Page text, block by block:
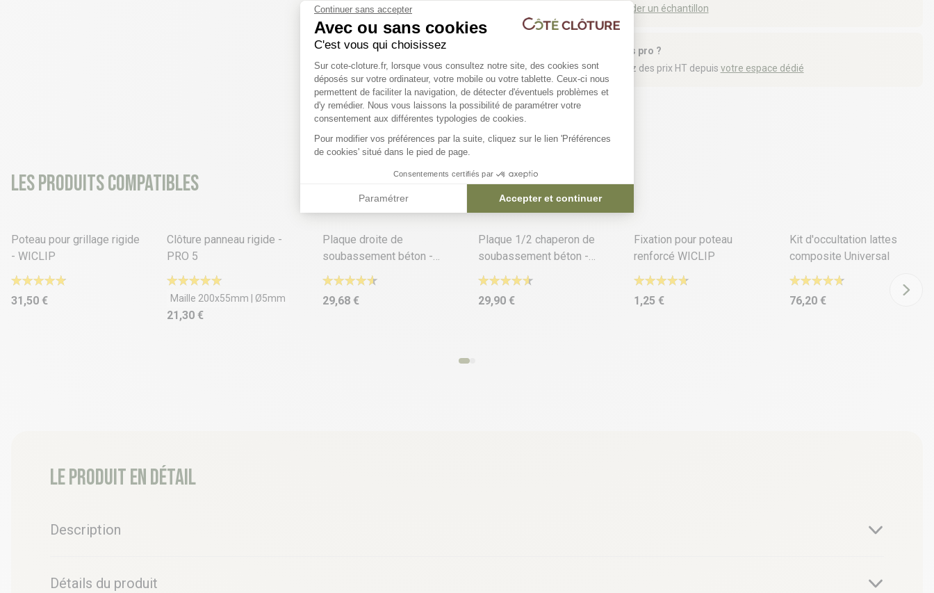
Commander un échantillon
Vous êtes pro ?
Bénéficiez des prix HT depuis votre espace dédié
Les produits compatibles
Poteau pour grillage rigide
- WICLIP
31,50 €
Clôture panneau rigide -
PRO 5
Maille 200x55mm | Ø5mm
21,30 €
Plaque droite de
soubassement béton -
Longueur 2m50
29,68 €
4 déclinaisons
Plaque 1/2 chaperon de
soubassement béton -
Longueur 2m50
29,90 €
Fixation pour poteau
renforcé WICLIP
1,25 €
Kit d'occultation lattes
composite Universal
76,20 €
Le produit en détail
Description
Détails du produit
Continuer sans accepter
Avec ou sans cookies
C'est vous qui choisissez
Plateforme de Gestion du Consentement : Personnalisez vos Options
Sur cote-cloture.fr, lorsque vous consultez notre site, des cookies sont
déposés sur votre ordinateur, votre mobile ou votre tablette. Ceux-ci nous
permettent de faciliter la navigation, de détecter d'éventuels problèmes et
d'y remédier. Nous vous laissons la possibilité de paramétrer votre
consentement aux différentes typologies de cookies.
Pour modifier vos préférences par la suite, cliquez sur le lien 'Préférences
de cookies' situé dans le pied de page.
Consentements certifiés par
Paramétrer Accepter et continuer
Axeptio consent